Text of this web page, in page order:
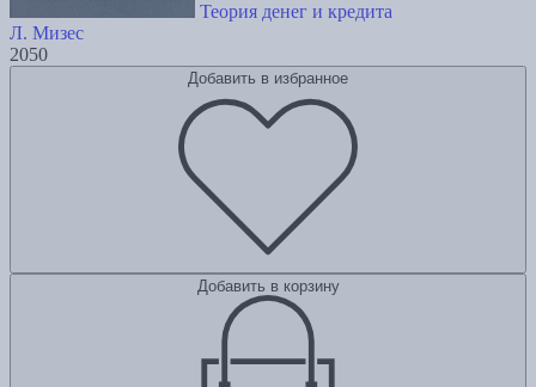
Теория денег и кредита
Л. Мизес
2050
Добавить в избранное
Добавить в корзину